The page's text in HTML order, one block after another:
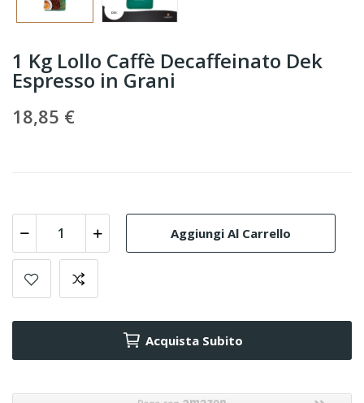
1 Kg Lollo Caffè Decaffeinato Dek
Espresso in Grani
18,85 €
Aggiungi Al Carrello
Acquista Subito